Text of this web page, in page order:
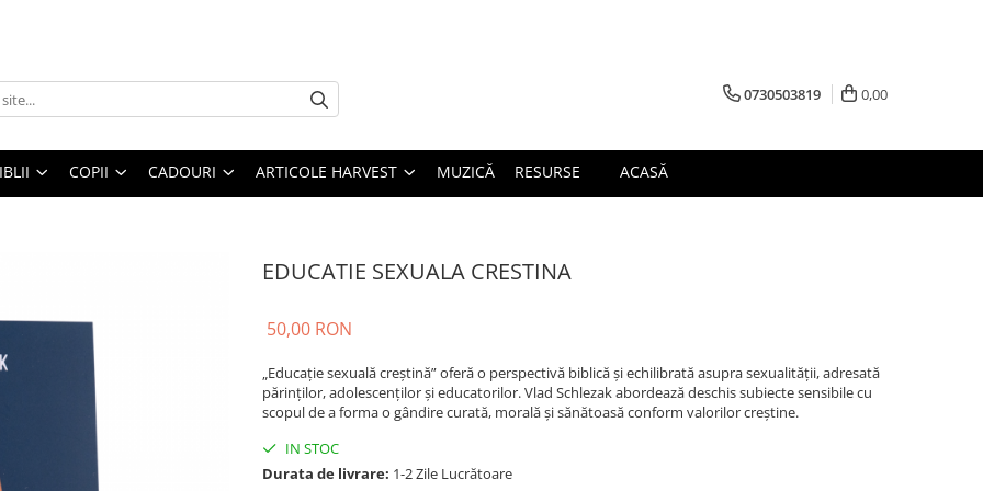
0730503819 0,00
COPII CADOURI ARTICOLE HARVEST MUZICĂ RESURSE ACASĂ
EDUCATIE SEXUALA CRESTINA
50,00 RON
„Educație sexuală creștină” oferă o perspectivă biblică și echilibrată asupra sexualității, adresată
părinților, adolescenților și educatorilor. Vlad Schlezak abordează deschis subiecte sensibile cu
scopul de a forma o gândire curată, morală și sănătoasă conform valorilor creștine.
IN STOC
Durata de livrare: 1-2 Zile Lucrătoare